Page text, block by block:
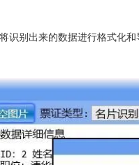
别出来的数据进行格式化和